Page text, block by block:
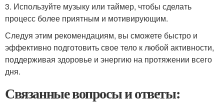
3. Используйте музыку или таймер, чтобы сделать
процесс более приятным и мотивирующим.
Следуя этим рекомендациям, вы сможете быстро и
эффективно подготовить свое тело к любой активности,
поддерживая здоровье и энергию на протяжении всего
дня.
Связанные вопросы и ответы: